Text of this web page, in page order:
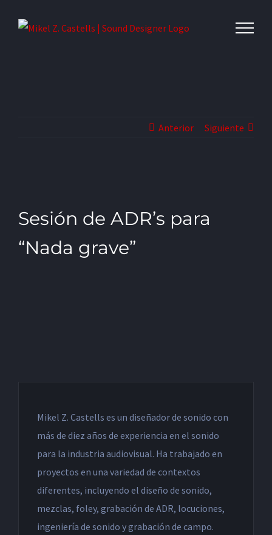
Anterior Siguiente
Sesión de ADR’s para
“Nada grave”
Mikel Z. Castells es un diseñador de sonido con
más de diez años de experiencia en el sonido
para la industria audiovisual. Ha trabajado en
proyectos en una variedad de contextos
diferentes, incluyendo el diseño de sonido,
mezclas, foley, grabación de ADR, locuciones,
ingeniería de sonido y grabación de campo.